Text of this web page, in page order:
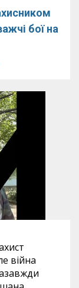
бої на
війна